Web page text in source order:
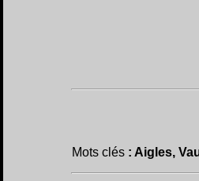
Mots clés : Aigles,